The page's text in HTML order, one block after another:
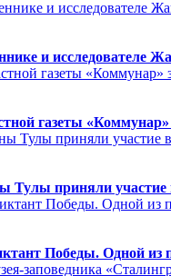
и исследователе
газеты
Тулы приняли участие
Победы. Одной